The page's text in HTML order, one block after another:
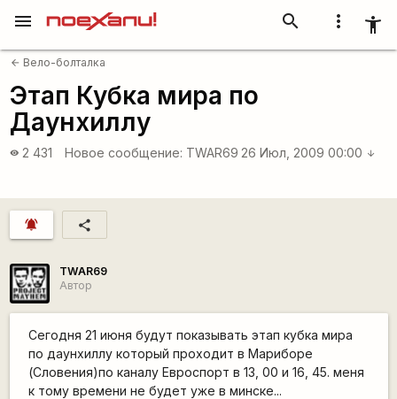
more_vert accessibility_new
search
menu
arrow_back Вело-болталка
Этап Кубка мира по
Даунхиллу
visibility 2 431 Новое сообщение: TWAR69 26 Июл, 2009 00:00 arrow_downward
notifications_active share
TWAR69
Автор
Сегодня 21 июня будут показывать этап кубка мира
по даунхиллу который проходит в Мариборе
(Словения)по каналу Евроспорт в 13, 00 и 16, 45. меня
к тому времени не будет уже в минске...